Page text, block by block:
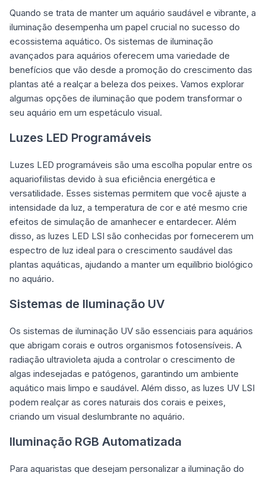
Quando se trata de manter um aquário saudável e vibrante, a
iluminação desempenha um papel crucial no sucesso do
ecossistema aquático. Os sistemas de iluminação
avançados para aquários oferecem uma variedade de
benefícios que vão desde a promoção do crescimento das
plantas até a realçar a beleza dos peixes. Vamos explorar
algumas opções de iluminação que podem transformar o
seu aquário em um espetáculo visual.
Luzes LED Programáveis
Luzes LED programáveis são uma escolha popular entre os
aquariofilistas devido à sua eficiência energética e
versatilidade. Esses sistemas permitem que você ajuste a
intensidade da luz, a temperatura de cor e até mesmo crie
efeitos de simulação de amanhecer e entardecer. Além
disso, as luzes LED LSI são conhecidas por fornecerem um
espectro de luz ideal para o crescimento saudável das
plantas aquáticas, ajudando a manter um equilíbrio biológico
no aquário.
Sistemas de Iluminação UV
Os sistemas de iluminação UV são essenciais para aquários
que abrigam corais e outros organismos fotosensíveis. A
radiação ultravioleta ajuda a controlar o crescimento de
algas indesejadas e patógenos, garantindo um ambiente
aquático mais limpo e saudável. Além disso, as luzes UV LSI
podem realçar as cores naturais dos corais e peixes,
criando um visual deslumbrante no aquário.
Iluminação RGB Automatizada
Para aquaristas que desejam personalizar a iluminação do